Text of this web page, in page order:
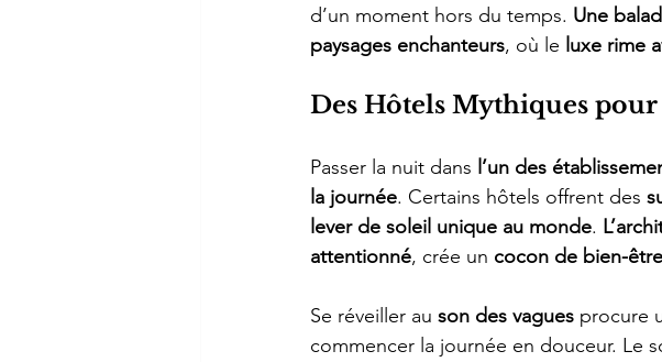
d’un moment hors du temps. Une
paysages enchanteurs, où le luxe rime
Des Hôtels Mythiques
Passer la nuit dans l’un des
la journée. Certains hôtels offrent des
lever de soleil unique au monde.
attentionné, crée un cocon de bien-
Se réveiller au son des vagues procure
commencer la journée en douceur. Le